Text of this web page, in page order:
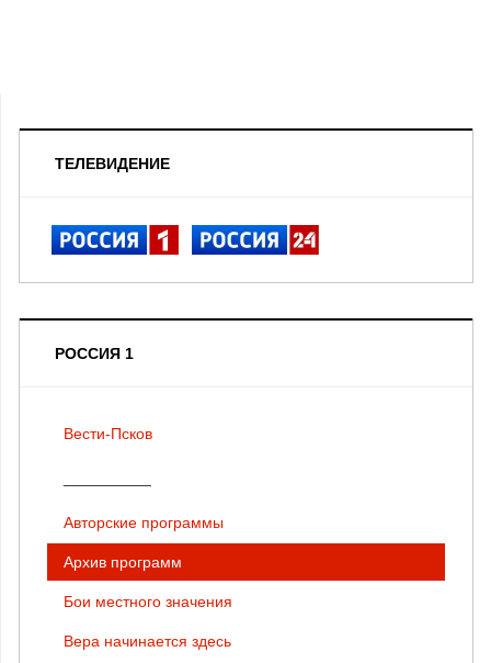
ТЕЛЕВИДЕНИЕ
РОССИЯ 1
Вести-Псков
Авторские программы
Архив программ
Бои местного значения
Вера начинается здесь